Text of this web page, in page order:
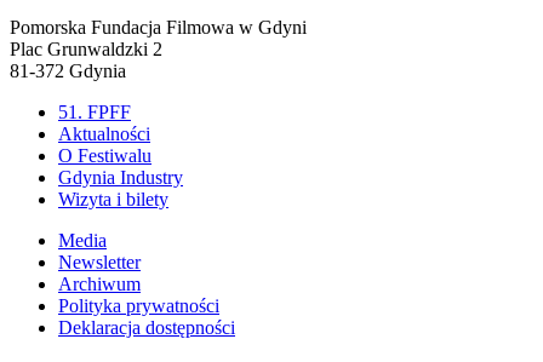
Pomorska Fundacja Filmowa w Gdyni
Plac Grunwaldzki 2
81-372 Gdynia
51. FPFF
Aktualności
O Festiwalu
Gdynia Industry
Wizyta i bilety
Media
Newsletter
Archiwum
Polityka prywatności
Deklaracja dostępności